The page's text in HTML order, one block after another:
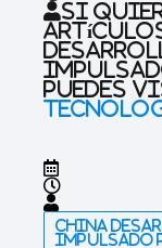
Si
puedes
China
impulsado